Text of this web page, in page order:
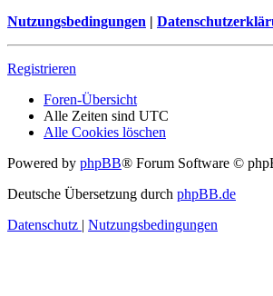
Nutzungsbedingungen |
Registrieren
Foren-Übersicht
Alle Zeiten sind UTC
Alle Cookies löschen
Powered by phpBB® Forum Software ©
Deutsche Übersetzung durch phpBB.de
Datenschutz | Nutzungsbedingungen